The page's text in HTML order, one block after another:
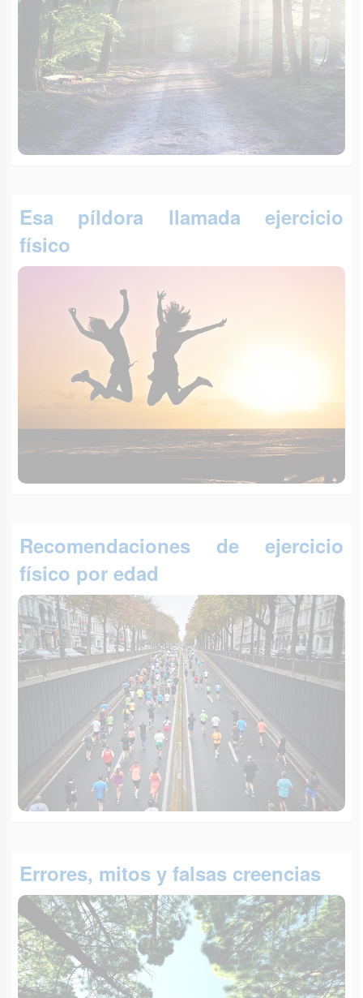
Esa píldora llamada ejercicio
físico
Recomendaciones de ejercicio
físico por edad
Errores, mitos y falsas creencias